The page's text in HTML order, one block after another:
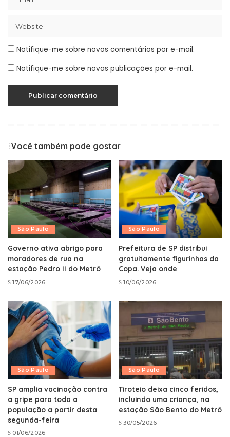
Notifique-me sobre novos comentários por e-mail.
Notifique-me sobre novas publicações por e-mail.
Você também pode gostar
São Paulo
Governo ativa abrigo para
moradores de rua na
estação Pedro II do Metrô
17/06/2026
São Paulo
Prefeitura de SP distribui
gratuitamente figurinhas da
Copa. Veja onde
10/06/2026
São Paulo
SP amplia vacinação contra
a gripe para toda a
população a partir desta
segunda-feira
01/06/2026
São Paulo
Tiroteio deixa cinco feridos,
incluindo uma criança, na
estação São Bento do Metrô
30/05/2026